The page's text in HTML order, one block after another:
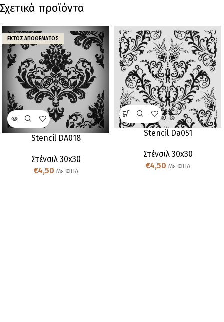
Σχετικά προϊόντα
ΕΚΤΌΣ ΑΠΟΘΈΜΑΤΟΣ
Stencil DA018
Στένσιλ 30x30
€4,50 Με ΦΠΑ
Stencil Da051
Στένσιλ 30x30
€4,50 Με ΦΠΑ